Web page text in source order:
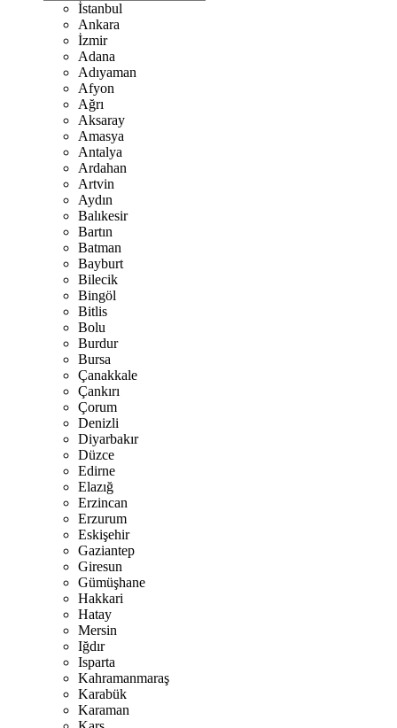
İstanbul
Ankara
İzmir
Adana
Adıyaman
Afyon
Ağrı
Aksaray
Amasya
Antalya
Ardahan
Artvin
Aydın
Balıkesir
Bartın
Batman
Bayburt
Bilecik
Bingöl
Bitlis
Bolu
Burdur
Bursa
Çanakkale
Çankırı
Çorum
Denizli
Diyarbakır
Düzce
Edirne
Elazığ
Erzincan
Erzurum
Eskişehir
Gaziantep
Giresun
Gümüşhane
Hakkari
Hatay
Mersin
Iğdır
Isparta
Kahramanmaraş
Karabük
Karaman